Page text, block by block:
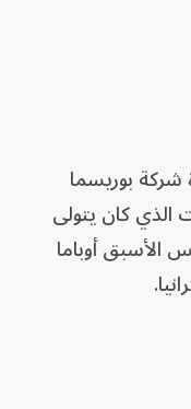
شركة بوريسما
2014، في الوقت الذي كان يتولى
الأسبق أوباما